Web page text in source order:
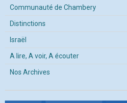
Communauté de Chambery
Distinctions
Israël
A lire, A voir, A écouter
Nos Archives